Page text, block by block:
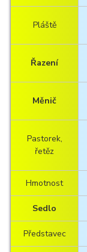
Pláště
Řazení
Měnič
Pastorek,
řetěz
Hmotnost
Sedlo
Představec